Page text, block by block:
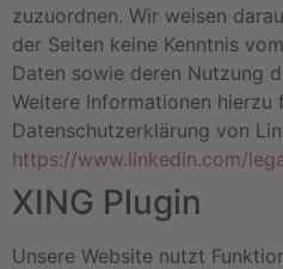
zuzuordnen. Wir weisen
der Seiten keine Kenntnis
Daten sowie deren Nutzung
Weitere Informationen hierzu
Datenschutzerklärung von
https://www.linkedin.com/
XING Plugin
Unsere Website nutzt